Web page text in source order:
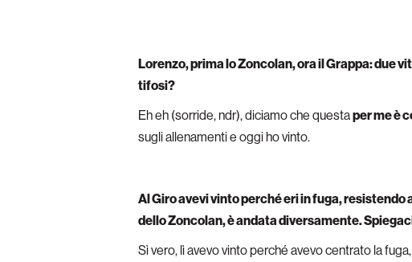
Lorenzo, prima lo Zoncolan, ora il Grappa: due
tifosi?
Eh eh (sorride, ndr), diciamo che questaper me è
sugli allenamenti e oggi ho vinto.
Al Giro avevi vinto perché eri in fuga,
dello Zoncolan, è andata diversamente.
Sì vero, lì avevo vinto perché avevo centrato la